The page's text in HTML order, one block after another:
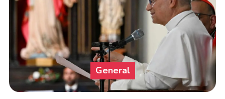
General